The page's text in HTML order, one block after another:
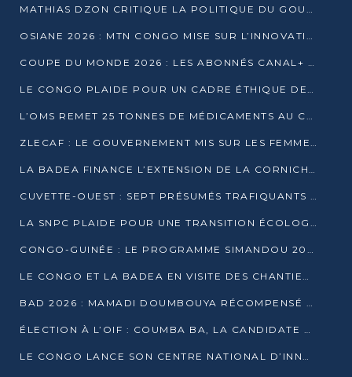
MATHIAS DZON CRITIQUE LA POLITIQUE DU GOUVERNEMENT ET ALERTE SUR LA DETTE DU CONGO
OSIANE 2026 : MTN CONGO MISE SUR L’INNOVATION POUR RELEVER LES DÉFIS AFRICAINS
COUPE DU MONDE 2026 : LES ABONNÉS CANAL+ AU CONGO DÉÇUS À QUELQUES JOURS DU COUP D’ENVOI
LE CONGO PLAIDE POUR UN CADRE ÉTHIQUE DE L’INTELLIGENCE ARTIFICIELLE À DAKAR
L’OMS REMET 25 TONNES DE MÉDICAMENTS AU CONGO POUR RENFORCER LA RIPOSTE AUX ÉPIDÉMIES
ZLECAF : LE GOUVERNEMENT MIS SUR LES FEMMES ENTREPRENEURES
LA BADEA FINANCE L’EXTENSION DE LA CORNICHE SUD DE BRAZZAVILLE
CUVETTE-OUEST : SEPT PRÉSUMÉS TRAFIQUANTS DE FAUNE INTERPELLÉS À EWO ET KELLÉ
LA SNPC PLAIDE POUR UNE TRANSITION ÉCOLOGIQUE PROGRESSIVE
CONGO-GUINÉE : LE PROGRAMME SIMANDOU 2040 AU CŒUR DES ÉCHANGES À LA BAD
LE CONGO ET LA BADEA EN VISITE DES CHANTIERS
BAD 2026 : MAMADI DOUMBOUYA RÉCOMPENSÉ PAR LE TROPHÉE BABACAR NDIAYE À BRAZZAVILLE
ÉLECTION À L’OIF : COUMBA BA, LA CANDIDATE DISCRÈTE QUI BOUSCULE LE JEU DIPLOMATIQUE
LE CONGO LANCE SON CENTRE NATIONAL D’INNOVATION